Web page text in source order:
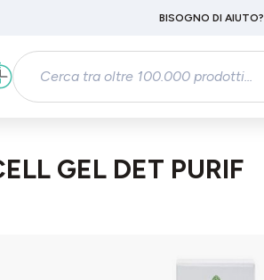
BISOGNO DI AIUTO?
GEL DET PURIF